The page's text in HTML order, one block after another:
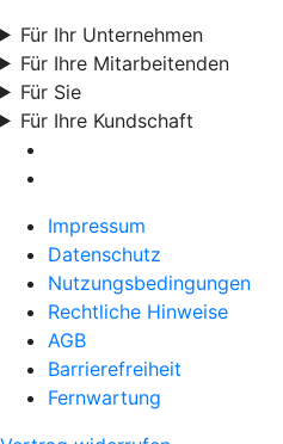
Für Ihr Unternehmen
Für Ihre Mitarbeitenden
Für Sie
Für Ihre Kundschaft
Impressum
Datenschutz
Nutzungsbedingungen
Rechtliche Hinweise
AGB
Barrierefreiheit
Fernwartung